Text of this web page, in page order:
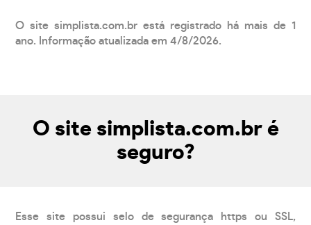
O site simplista.com.br está registrado há mais de 1
ano. Informação atualizada em 4/8/2026.
O site simplista.com.br é
seguro?
Esse site possui selo de segurança https ou SSL,